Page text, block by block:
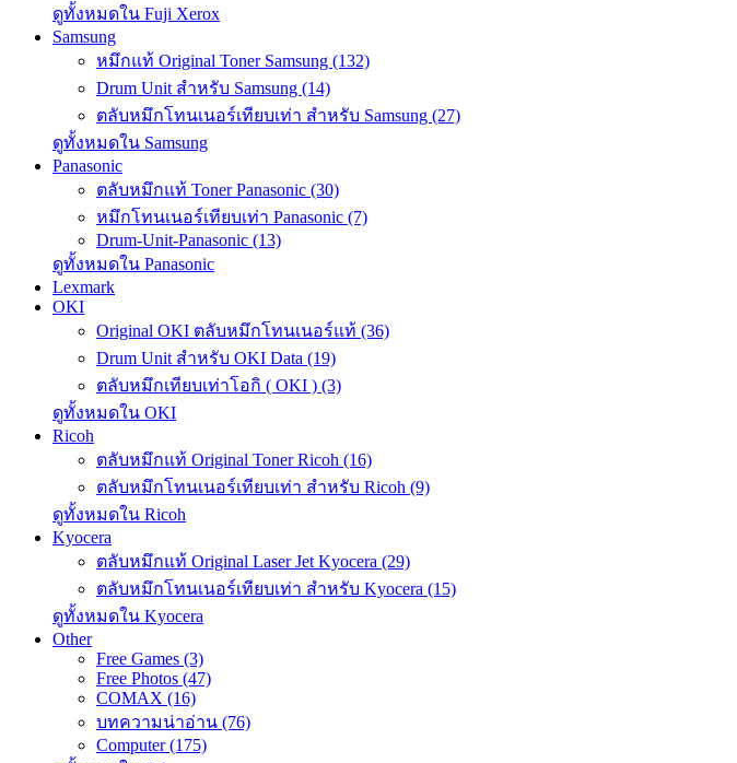
ดูทั้งหมดใน Fuji Xerox
Samsung
หมึกแท้ Original Toner Samsung (132)
Drum Unit สำหรับ Samsung (14)
ตลับหมึกโทนเนอร์เทียบเท่า สำหรับ Samsung (27)
ดูทั้งหมดใน Samsung
Panasonic
ตลับหมึกแท้ Toner Panasonic (30)
หมึกโทนเนอร์เทียบเท่า Panasonic (7)
Drum-Unit-Panasonic (13)
ดูทั้งหมดใน Panasonic
Lexmark
OKI
Original OKI ตลับหมึกโทนเนอร์แท้ (36)
Drum Unit สำหรับ OKI Data (19)
ตลับหมึกเทียบเท่าโอกิ ( OKI ) (3)
ดูทั้งหมดใน OKI
Ricoh
ตลับหมึกแท้ Original Toner Ricoh (16)
ตลับหมึกโทนเนอร์เทียบเท่า สำหรับ Ricoh (9)
ดูทั้งหมดใน Ricoh
Kyocera
ตลับหมึกแท้ Original Laser Jet Kyocera (29)
ตลับหมึกโทนเนอร์เทียบเท่า สำหรับ Kyocera (15)
ดูทั้งหมดใน Kyocera
Other
Free Games (3)
Free Photos (47)
COMAX (16)
บทความน่าอ่าน (76)
Computer (175)